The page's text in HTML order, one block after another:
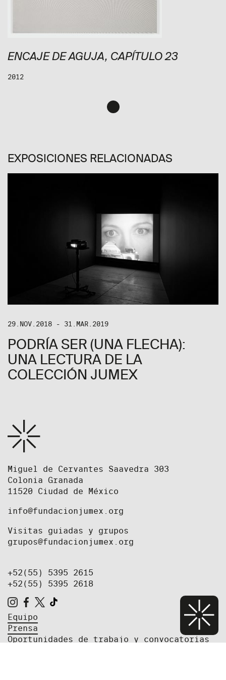
ENCAJE DE AGUJA, CAPÍTULO 23
2012
EXPOSICIONES RELACIONADAS
29.NOV.2018 - 31.MAR.2019
PODRÍA SER (UNA FLECHA):
UNA LECTURA DE LA
COLECCIÓN JUMEX
Miguel de Cervantes Saavedra 303
Colonia Granada
11520 Ciudad de México
info@fundacionjumex.org
Visitas guiadas y grupos
grupos@fundacionjumex.org
+52(55) 5395 2615
+52(55) 5395 2618
Equipo
Prensa
Oportunidades de trabajo y convocatorias